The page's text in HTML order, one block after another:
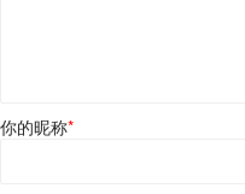
你的昵称*